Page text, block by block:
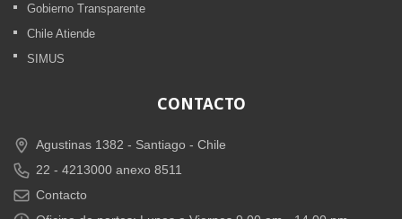
Gobierno Transparente
Chile Atiende
SIMUS
CONTACTO
Agustinas 1382 - Santiago - Chile
22 - 4213000 anexo 8511
Contacto